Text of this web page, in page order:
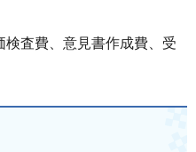
検査費、意見書作成費、受